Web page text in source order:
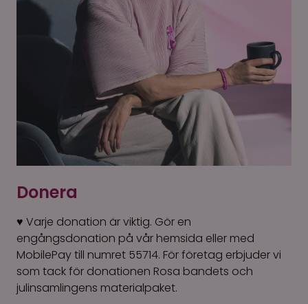
Donera
♥ Varje donation är viktig. Gör en
engångsdonation på vår hemsida eller med
MobilePay till numret 55714. För företag erbjuder vi
som tack för donationen Rosa bandets och
julinsamlingens materialpaket.